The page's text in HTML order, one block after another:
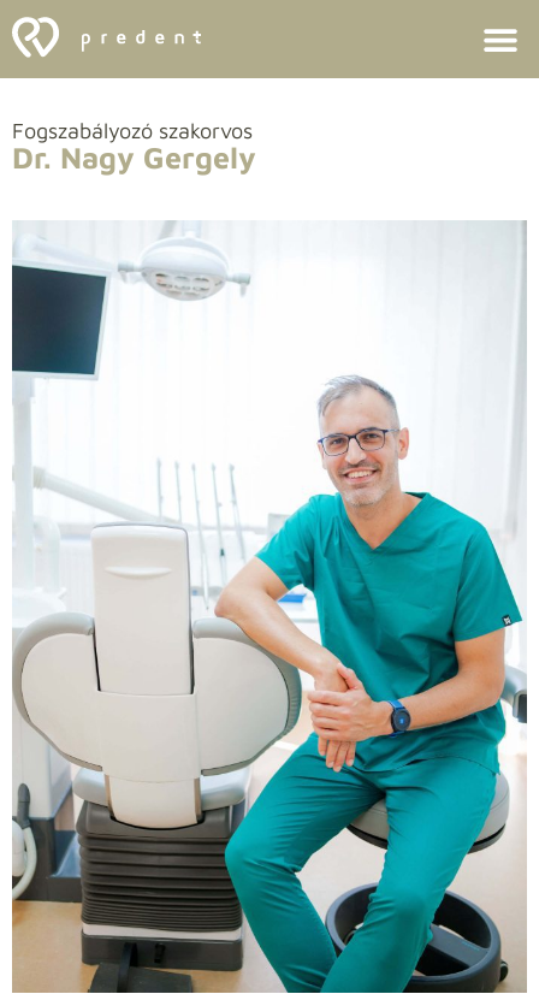
Fogszabályozó szakorvos
Dr. Nagy Gergely